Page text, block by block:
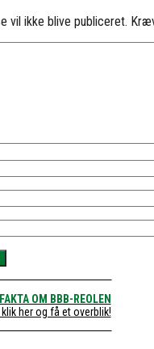
vil ikke blive publiceret.
FAKTA OM BBB-REOLEN
klik her og få et overblik!